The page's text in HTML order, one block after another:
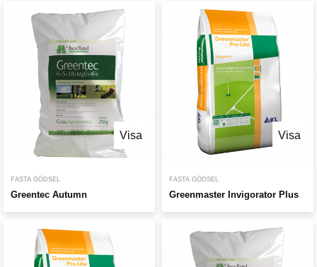
Visa
FASTA GÖDSEL
Greentec Autumn
Visa
FASTA GÖDSEL
Greenmaster Invigorator Plus